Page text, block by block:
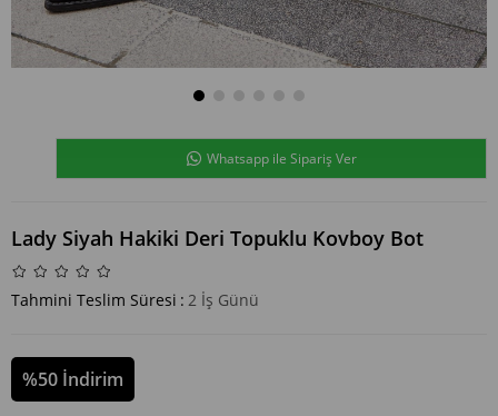
Whatsapp ile Sipariş Ver
Lady Siyah Hakiki Deri Topuklu Kovboy Bot
Tahmini Teslim Süresi : 2 İş Günü
%50 İndirim